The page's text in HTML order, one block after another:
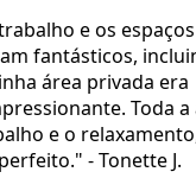
e os espaços
fantásticos,
área privada era
Toda
e o
- Tonette J.